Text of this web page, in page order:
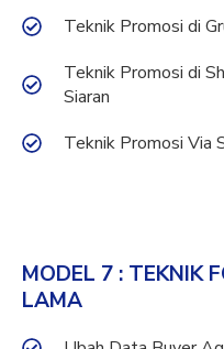
Teknik Promosi di
Teknik Promosi di
Siaran
Teknik Promosi Via
MODEL 7 : TEKNIK
LAMA